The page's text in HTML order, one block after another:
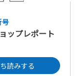
号
ップレポート
読みする